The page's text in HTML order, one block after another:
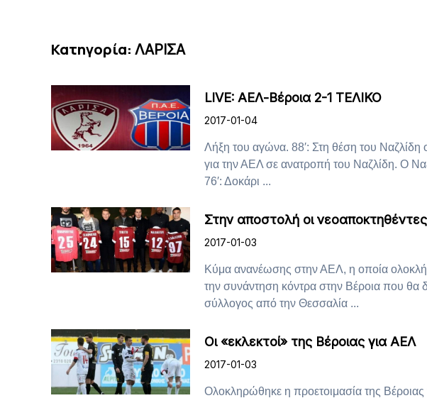
Κατηγορία: ΛΑΡΙΣΑ
LIVE: ΑΕΛ-Βέροια 2-1 ΤΕΛΙΚΟ
2017-01-04
Λήξη του αγώνα. 88′: Στη θέση του Ναζλίδη
για την ΑΕΛ σε ανατροπή του Ναζλίδη. Ο
76′: Δoκάρι ...
Στην αποστολή οι
2017-01-03
Κύμα ανανέωσης στην ΑΕΛ, η οποία
την συνάντηση κόντρα στην Βέροια που θα
σύλλογος από την Θεσσαλία ...
Οι «εκλεκτοί» της Βέροιας για ΑΕΛ
2017-01-03
Ολοκληρώθηκε η προετοιμασία της Βέροιας